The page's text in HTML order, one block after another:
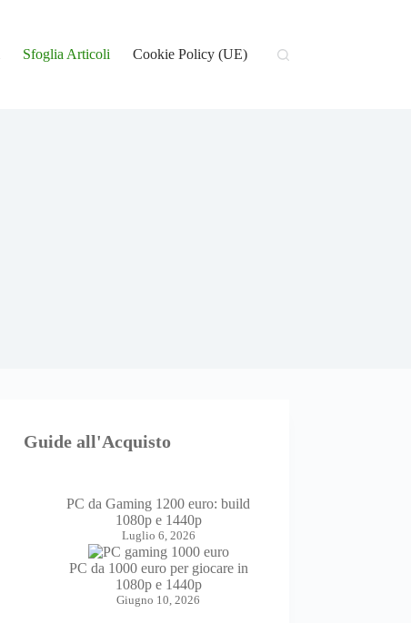
Sfoglia Articoli Cookie Policy (UE)
Guide all'Acquisto
PC da Gaming 1200 euro: build
1080p e 1440p
Luglio 6, 2026
PC da 1000 euro per giocare in
1080p e 1440p
Giugno 10, 2026